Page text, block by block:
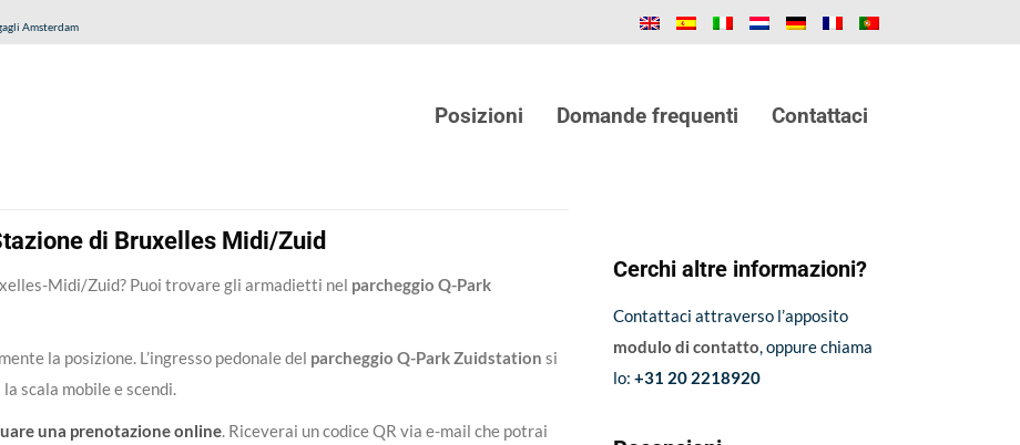
Amsterdam
Posizioni Domande frequenti Contattaci
di Bruxelles Midi/Zuid
Midi/Zuid? Puoi trovare gli armadietti nel parcheggio Q-Park
la posizione. L’ingresso pedonale del parcheggio Q-Park Zuidstation si
scala mobile e scendi.
una prenotazione online. Riceverai un codice QR via e-mail che potrai
Cerchi altre informazioni?
Contattaci attraverso l’apposito
modulo di contatto, oppure chiama
lo: +31 20 2218920